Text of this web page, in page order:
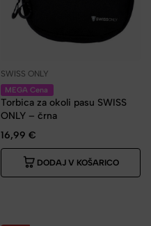
SWISS ONLY
MEGA Cena
Torbica za okoli pasu SWISS
ONLY – črna
16,99 €
DODAJ V KOŠARICO